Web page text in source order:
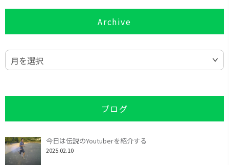
Archive
月を選択
ブログ
今日は伝説のYoutuberを紹介する
2025.02.10